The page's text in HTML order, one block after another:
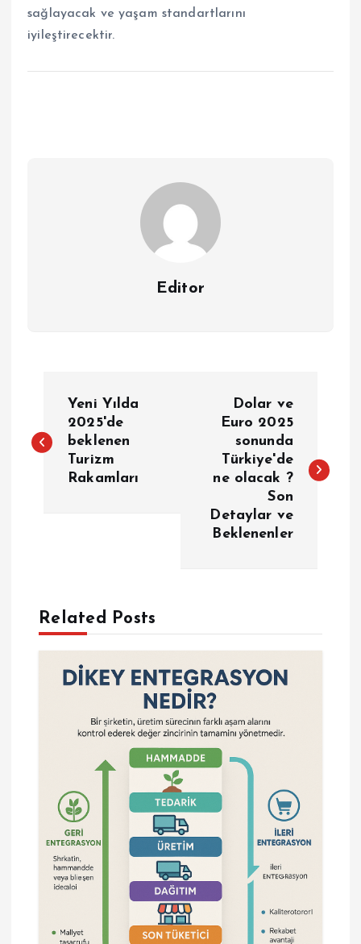
sağlayacak ve yaşam standartlarını
iyileştirecektir.
Editor
a
z
Yeni Yılda
2025'de
beklenen
Turizm
Rakamları
Dolar ve
Euro 2025
sonunda
Türkiye'de
ne olacak ?
Son
Detaylar ve
Beklenenler
Related Posts